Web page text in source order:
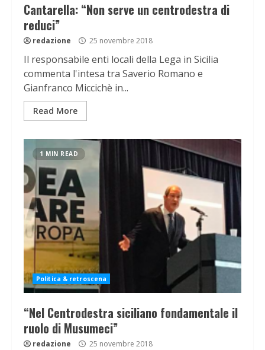
Cantarella: “Non serve un centrodestra di
reduci”
redazione 25 novembre 2018
Il responsabile enti locali della Lega in Sicilia
commenta l'intesa tra Saverio Romano e
Gianfranco Miccichè in...
Read More
1 MIN READ
Politica & retroscena
“Nel Centrodestra siciliano fondamentale il
ruolo di Musumeci”
redazione 25 novembre 2018